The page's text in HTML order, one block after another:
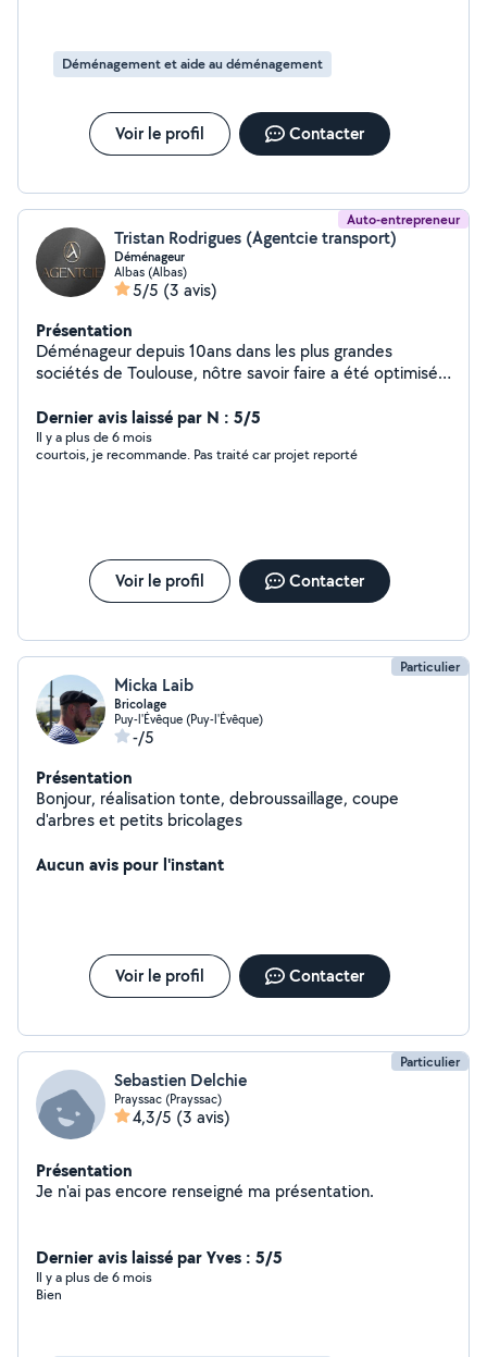
Déménagement et aide au déménagement
Voir le profil Contacter
Auto-entrepreneur
Tristan Rodrigues (Agentcie transport)
Déménageur
Albas (Albas)
5/5 (3 avis)
Présentation
Déménageur depuis 10ans dans les plus grandes
sociétés de Toulouse, nôtre savoir faire a été optimisé
industriel, expert en emballage maritime, chargement
de containers , construction de mezzanine . Expert en
emballage fragile, nos équipes sont efficaces, poli est
Dernier avis laissé par N : 5/5
Il y a plus de 6 mois
courtois, je recommande. Pas traité car projet reporté
Voir le profil Contacter
Particulier
Micka Laib
Bricolage
Puy-l'Évêque (Puy-l'Évêque)
-/5
Présentation
Bonjour, réalisation tonte, debroussaillage, coupe
d'arbres et petits bricolages
Aucun avis pour l'instant
Voir le profil Contacter
Particulier
Sebastien Delchie
Prayssac (Prayssac)
4,3/5 (3 avis)
Présentation
Je n'ai pas encore renseigné ma présentation.
Dernier avis laissé par Yves : 5/5
Il y a plus de 6 mois
Bien